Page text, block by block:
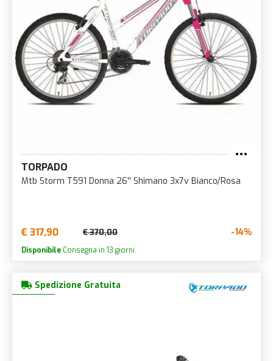
TORPADO
Mtb Storm T591 Donna 26'' Shimano 3x7v Bianco/Rosa
€ 317,90 € 370,00 -14%
Disponibile Consegna in 13 giorni.
Spedizione Gratuita